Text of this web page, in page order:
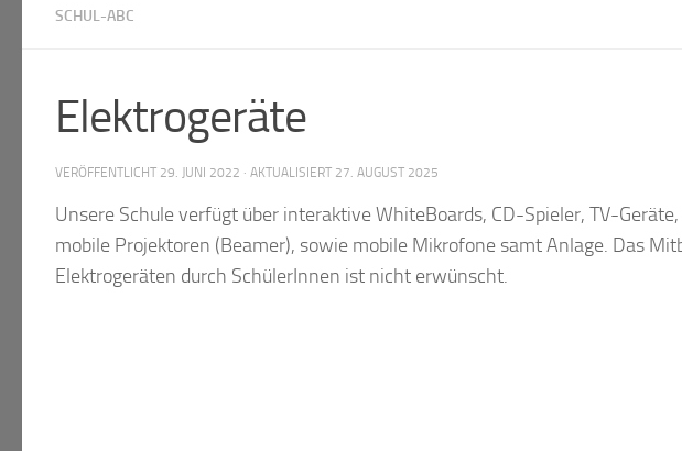
SCHUL-ABC
Elektrogeräte
VERÖFFENTLICHT 29. JUNI 2022 · AKTUALISIERT 27. AUGUST 2025
Unsere Schule verfügt über interaktive WhiteBoards, CD-Spieler, TV-
mobile Projektoren (Beamer), sowie mobile Mikrofone samt Anlage. Das
Elektrogeräten durch SchülerInnen ist nicht erwünscht.